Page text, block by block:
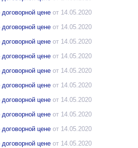
договорной цене от 14.05.2020
договорной цене от 14.05.2020
договорной цене от 14.05.2020
договорной цене от 14.05.2020
договорной цене от 14.05.2020
договорной цене от 14.05.2020
договорной цене от 14.05.2020
договорной цене от 14.05.2020
договорной цене от 14.05.2020
договорной цене от 14.05.2020